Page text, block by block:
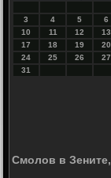
3
4 5 6
10
11 12 13
17
18 19 20
24
25 26 27
31
Смолов в